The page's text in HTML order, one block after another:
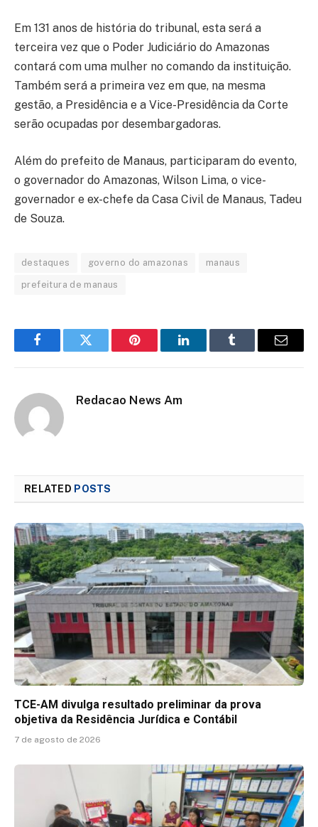
Em 131 anos de história do tribunal, esta será a
terceira vez que o Poder Judiciário do Amazonas
contará com uma mulher no comando da instituição.
Também será a primeira vez em que, na mesma
gestão, a Presidência e a Vice-Presidência da Corte
serão ocupadas por desembargadoras.
Além do prefeito de Manaus, participaram do evento,
o governador do Amazonas, Wilson Lima, o vice-
governador e ex-chefe da Casa Civil de Manaus, Tadeu
de Souza.
destaques governo do amazonas manaus
prefeitura de manaus
FacebookTwitter Pinterest LinkedInTumblr Email
Redacao News Am
RELATED POSTS
TCE-AM divulga resultado preliminar da prova
objetiva da Residência Jurídica e Contábil
7 de agosto de 2026